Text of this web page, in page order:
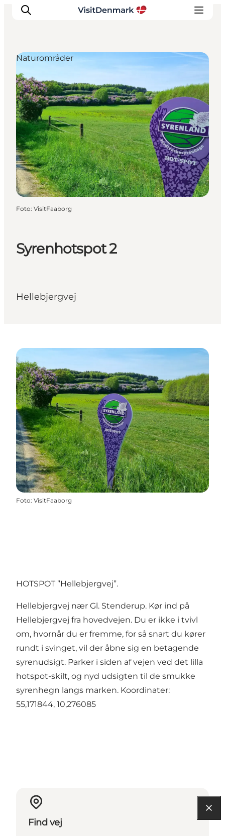
Inspiration
Destinationer
Oplevelser
Overnatning
Planlæg ferien
Syrenhotspot 2
Hellebjergvej
Naturområder
Foto: VisitFaaborg
Foto: VisitFaaborg
HOTSPOT ”Hellebjergvej”.
Hellebjergvej nær Gl. Stenderup. Kør ind på
Hellebjergvej fra hovedvejen. Du er ikke i tvivl
om, hvornår du er fremme, for så snart du kører
rundt i svinget, vil der åbne sig en betagende
syrenudsigt. Parker i siden af vejen ved det lilla
hotspot-skilt, og nyd udsigten til de smukke
syrenhegn langs marken. Koordinater:
55,171844, 10,276085
Find vej